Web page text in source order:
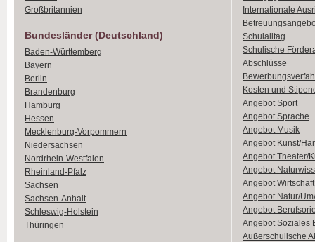
Großbritannien
Bundesländer (Deutschland)
Baden-Württemberg
Bayern
Berlin
Brandenburg
Hamburg
Hessen
Mecklenburg-Vorpommern
Niedersachsen
Nordrhein-Westfalen
Rheinland-Pfalz
Sachsen
Sachsen-Anhalt
Schleswig-Holstein
Thüringen
Internationale
Schulalltag
Schulische
Abschlüsse
Kosten und
Angebot Sport
Angebot Sprache
Angebot Musik
Angebot Kunst/
Angebot Theater/
Angebot
Angebot Wirtschaft
Angebot Natur/
Angebot
Angebot Soziales
Außerschulische